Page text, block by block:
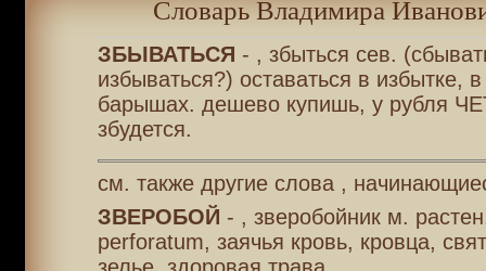
Словарь Владимира
ЗБЫВАТЬСЯ - , збыться сев.
избываться?) оставаться в избытке, в
барышах. дешево купишь, у рубля
збудется.
см. также другие слова ,
ЗВЕРОБОЙ - , зверобойник м.
perforatum, заячья кровь, кровца,